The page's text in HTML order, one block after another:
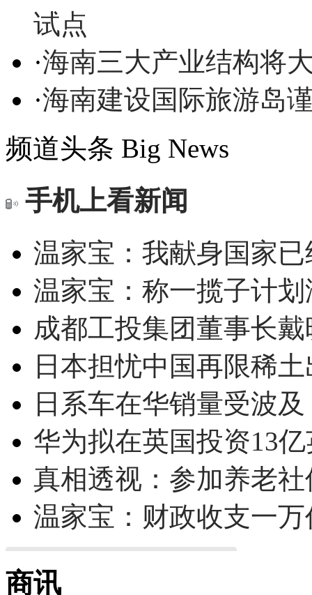
试点
·海南三大产业结构将
·海南建设国际旅游岛
频道头条 Big News
手机上看新闻
温家宝：我献身国家
温家宝：称一揽子计
成都工投集团董事长
日本担忧中国再限稀
日系车在华销量受波
华为拟在英国投资13
真相透视：参加养老
温家宝：财政收支一
商讯